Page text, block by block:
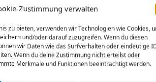
Zustimmung verwalten
zu bieten, verwenden wir Technologien wie Cookies,
und/oder darauf zuzugreifen. Wenn du diesen
wir Daten wie das Surfverhalten oder eindeutige
Wenn du deine Zustimmung nicht erteilst oder
Merkmale und Funktionen beeinträchtigt werden.
werden. Aber dann
wird gebrochen werden.
versteckt sich das
Jesus ist gestorben,
Weil Jesus gelitten hat,